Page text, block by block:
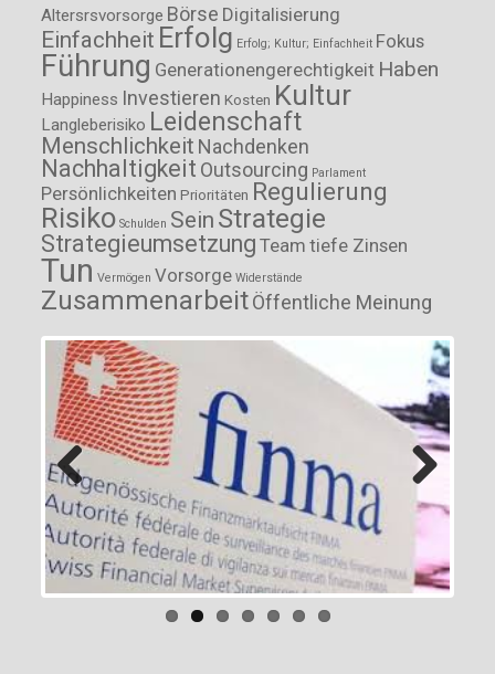
Altersrsvorsorge Börse Digitalisierung
Einfachheit Erfolg Erfolg; Kultur; Einfachheit Fokus
Führung Generationengerechtigkeit Haben
Happiness Investieren Kosten Kultur
Langleberisiko Leidenschaft
Menschlichkeit Nachdenken
Nachhaltigkeit Outsourcing Parlament
Persönlichkeiten Prioritäten Regulierung
Risiko Schulden Sein Strategie
Strategieumsetzung Team tiefe Zinsen
Tun Vermögen Vorsorge Widerstände
ZusammenarbeitÖffentliche Meinung
Previous Next